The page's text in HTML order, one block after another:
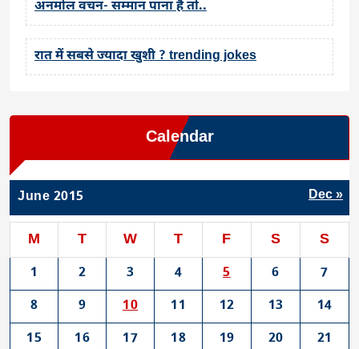
अनमोल वचन- सम्मान पाना है तो..
रात में सबसे ज्यादा खुशी ? trending jokes
Calendar
June 2015
M T W T F S S
1 2 3 4 5 6
7
8
9 10 11 12 13
14
15
16 17 18 19 20
21
Dec »